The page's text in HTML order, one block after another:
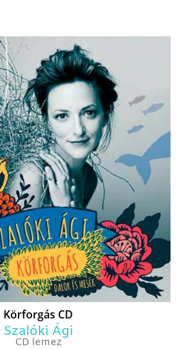
Körforgás CD
Szalóki Ági
CD lemez